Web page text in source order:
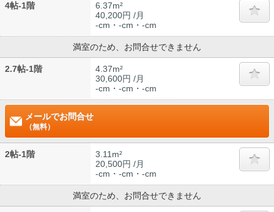
4帖-1階
6.37m²
40,200円 /月
-cm・-cm・-cm
満室のため、お問合せできません
2.7帖-1階
4.37m²
30,600円 /月
-cm・-cm・-cm
メールでお問合せ
（無料）
2帖-1階
3.11m²
20,500円 /月
-cm・-cm・-cm
満室のため、お問合せできません